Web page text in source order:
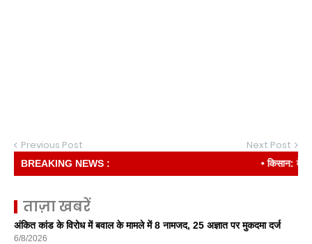
Previous Post Next Post
BREAKING NEWS : • किसान: देश की
ताज़ा खबरें
अंकित कांड के विरोध में बवाल के मामले में 8 नामजद, 25 अज्ञात पर मुकदमा दर्ज
6/8/2026